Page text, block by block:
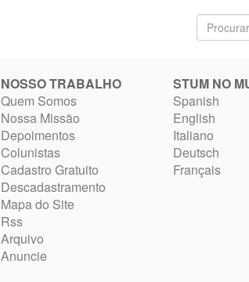
NOSSO TRABALHO
Quem Somos
Nossa Missão
Depoimentos
Colunistas
Cadastro Gratuito
Descadastramento
Mapa do Site
Rss
Arquivo
Anuncie
STUM NO
Spanish
English
Italiano
Deutsch
Français